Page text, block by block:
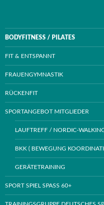
BODYFITNESS / PILATES
FIT & ENTSPANNT
FRAUENGYMNASTIK
RÜCKENFIT
SPORTANGEBOT MITGLIEDER
LAUFTREFF / NORDIC-
BKK ( BEWEGUNG
GERÄTETRAINING
SPORT SPIEL SPASS 60+